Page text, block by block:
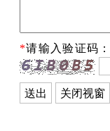
*请输入验证码：